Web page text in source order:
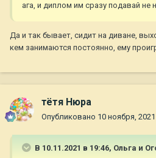
ага, и диплом им сразу подавай не
Да и так бывает, сидит на диване,
кем занимаются постоянно, ему
тётя Нюра
Опубликовано 10 ноября, 2021
В 10.11.2021 в 19:46, Ольга и